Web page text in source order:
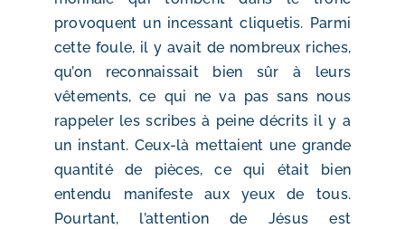
provoquent un incessant cliquetis. Parmi
cette foule, il y avait de nombreux riches,
qu’on reconnaissait bien sûr à leurs
vêtements, ce qui ne va pas sans nous
rappeler les scribes à peine décrits il y a
un instant. Ceux-là mettaient une grande
quantité de pièces, ce qui était bien
entendu manifeste aux yeux de tous.
Pourtant, l’attention de Jésus est